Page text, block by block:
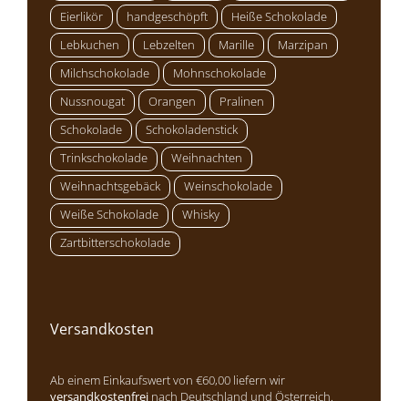
Eierlikör
handgeschöpft
Heiße Schokolade
Lebkuchen
Lebzelten Marille
Marzipan
Milchschokolade
Mohnschokolade
Nussnougat
Orangen
Pralinen
Schokolade
Schokoladenstick
Trinkschokolade
Weihnachten
Weihnachtsgebäck
Weinschokolade
Weiße Schokolade
Whisky
Zartbitterschokolade
Versandkosten
Ab einem Einkaufswert von €60,00 liefern wir
versandkostenfrei nach Deutschland und Österreich.